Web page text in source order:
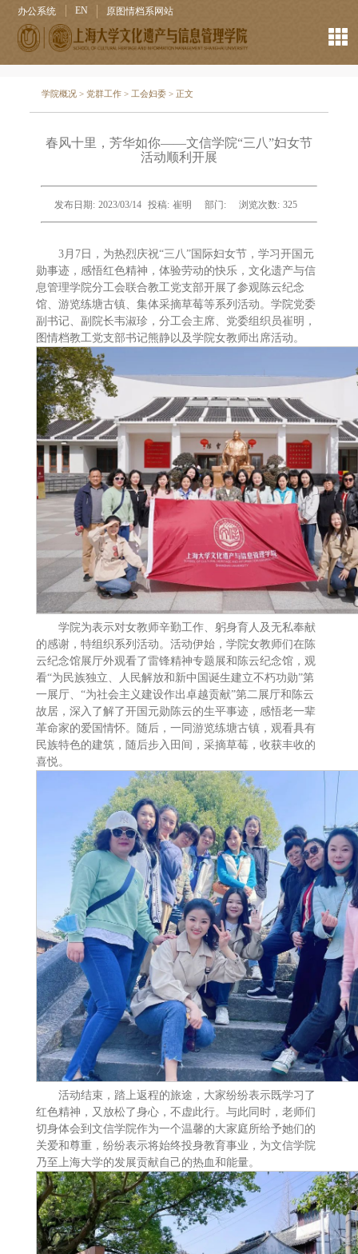
办公系统 EN 原图情档系网站
学院概况 >党群工作 > 工会妇委 > 正文
春风十里，芳华如你——文信学院“三八”妇女节
活动顺利开展
发布日期: 2023/03/14 投稿: 崔明 部门: 浏览次数: 325
3月7日，为热烈庆祝“三八”国际妇女节，学习开国元
勋事迹，感悟红色精神，体验劳动的快乐，文化遗产与信
息管理学院分工会联合教工党支部开展了参观陈云纪念
馆、游览练塘古镇、集体采摘草莓等系列活动。学院党委
副书记、副院长韦淑珍，分工会主席、党委组织员崔明，
图情档教工党支部书记熊静以及学院女教师出席活动。
学院为表示对女教师辛勤工作、躬身育人及无私奉献
的感谢，特组织系列活动。活动伊始，学院女教师们在陈
云纪念馆展厅外观看了雷锋精神专题展和陈云纪念馆，观
看“为民族独立、人民解放和新中国诞生建立不朽功勋”第
一展厅、“为社会主义建设作出卓越贡献”第二展厅和陈云
故居，深入了解了开国元勋陈云的生平事迹，感悟老一辈
革命家的爱国情怀。随后，一同游览练塘古镇，观看具有
民族特色的建筑，随后步入田间，采摘草莓，收获丰收的
喜悦。
活动结束，踏上返程的旅途，大家纷纷表示既学习了
红色精神，又放松了身心，不虚此行。与此同时，老师们
切身体会到文信学院作为一个温馨的大家庭所给予她们的
关爱和尊重，纷纷表示将始终投身教育事业，为文信学院
乃至上海大学的发展贡献自己的热血和能量。